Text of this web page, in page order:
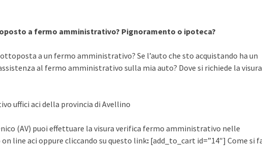
a fermo amministrativo? Pignoramento o ipoteca?
a un fermo amministrativo? Se l’auto che sto acquistando ha un
al fermo amministrativo sulla mia auto? Dove si richiede la visura
uffici aci della provincia di Avellino
(AV) puoi effettuare la visura verifica fermo amministrativo nelle
line aci oppure cliccando su questo link: [add_to_cart id=”14″] Come si